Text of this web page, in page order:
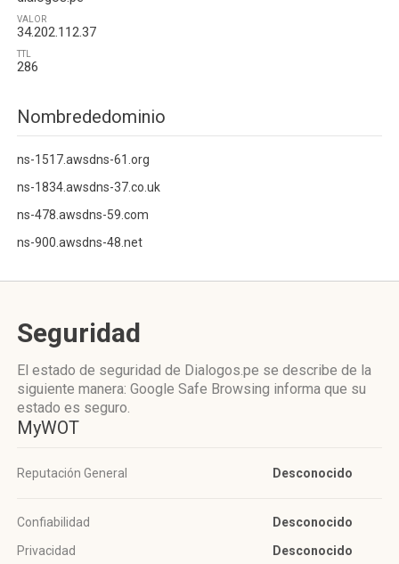
VALOR
34.202.112.37
TTL
286
Nombrededominio
ns-1517.awsdns-61.org
ns-1834.awsdns-37.co.uk
ns-478.awsdns-59.com
ns-900.awsdns-48.net
Seguridad
El estado de seguridad de Dialogos.pe se describe de la
siguiente manera: Google Safe Browsing informa que su
estado es seguro.
MyWOT
Reputación General Desconocido
Confiabilidad
Desconocido
Privacidad
Desconocido